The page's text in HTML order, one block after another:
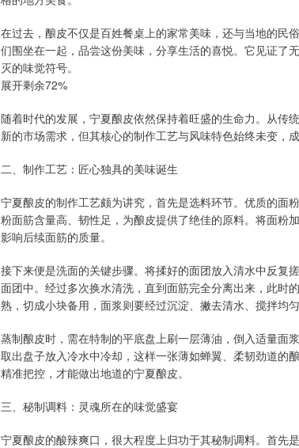
在过去，酿皮不仅是百姓餐桌上的家常美味，还与当地的民
们围坐在一起，品尝这份美味，分享生活的喜悦。它见证了
灭的味觉符号。
展开剩余72%
随着时代的发展，宁夏酿皮依然保持着旺盛的生命力。从传
新的市场需求，但其核心的制作工艺与风味特色始终未变，
二、制作工艺：匠心独具的美味诞生
宁夏酿皮的制作工艺颇为讲究，首先是选料环节。优质的面
粉面筋含量高、韧性足，为酿皮提供了绝佳的原料。将面粉
影响后续面筋的质量。
接下来便是洗面的关键步骤。将揉好的面团放入清水中反复
面团中。经过多次换水清洗，直到面筋完全分离出来，此时
熟，切成小块备用，面浆则要经过沉淀、撇去清水、搅拌均
蒸制酿皮时，需在特制的平底盘上刷一层薄油，倒入适量面
取出盘子放入冷水中冷却，这样一张薄如蝉翼、柔韧劲道的
精准把控，才能做出地道的宁夏酿皮。
三、秘制调料：灵魂所在的味觉盛宴
宁夏酿皮的酸辣爽口，很大程度上归功于其秘制调料。首先